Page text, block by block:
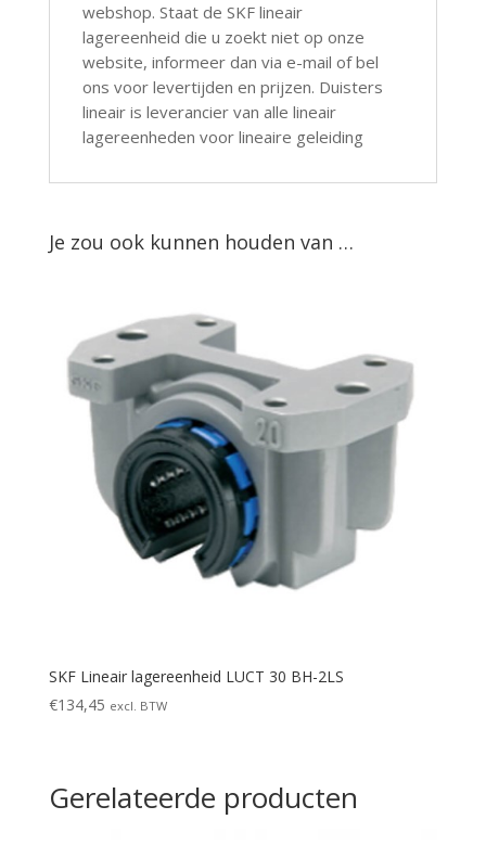
webshop. Staat de SKF lineair
lagereenheid die u zoekt niet op onze
website, informeer dan via e-mail of bel
ons voor levertijden en prijzen. Duisters
lineair is leverancier van alle lineair
lagereenheden voor lineaire geleiding
Je zou ook kunnen houden van …
SKF Lineair lagereenheid LUCT 30 BH-2LS
€134,45 excl. BTW
Gerelateerde producten